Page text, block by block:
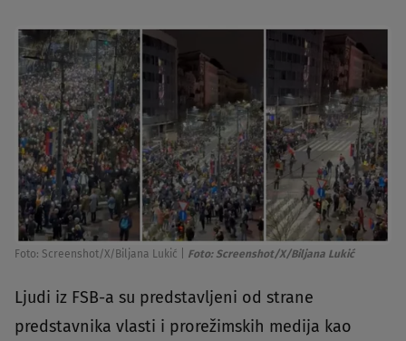
Foto: Screenshot/X/Biljana Lukić Foto: Screenshot/X/Biljana Lukić
Ljudi iz FSB-a su predstavljeni od strane
predstavnika vlasti i prorežimskih medija kao